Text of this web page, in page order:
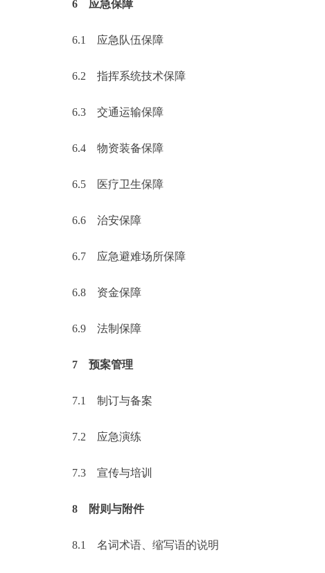
6 应急保障
6.1 应急队伍保障
6.2 指挥系统技术保障
6.3 交通运输保障
6.4 物资装备保障
6.5 医疗卫生保障
6.6 治安保障
6.7 应急避难场所保障
6.8 资金保障
6.9 法制保障
7 预案管理
7.1 制订与备案
7.2 应急演练
7.3 宣传与培训
8 附则与附件
8.1 名词术语、缩写语的说明